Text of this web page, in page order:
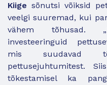
Kiige sõnutsi võiksid
veelgi suuremad, kui
vähem tõhusad.
investeeringuid
mis suudavad
pettusejuhtumitest.
tõkestamisel ka